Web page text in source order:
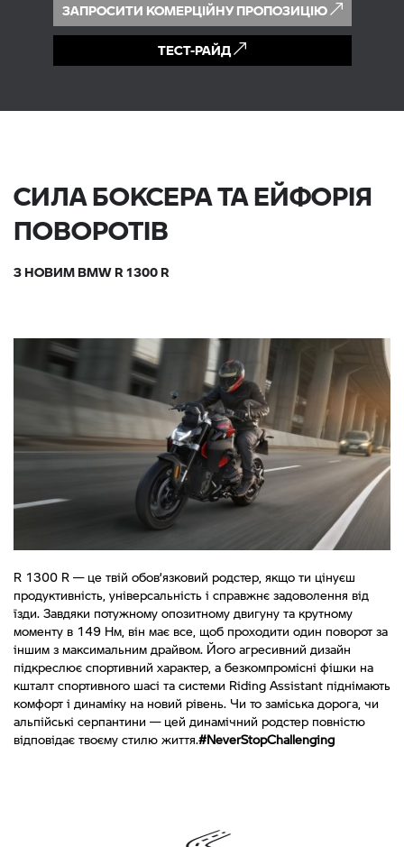
ЗАПРОСИТИ КОМЕРЦІЙНУ ПРОПОЗИЦІЮ
ТЕСТ-РАЙД
СИЛА БОКСЕРА ТА ЕЙФОРІЯ
ПОВОРОТІВ
З НОВИМ BMW R 1300 R
R 1300 R — це твій обов’язковий родстер, якщо ти цінуєш
продуктивність, універсальність і справжнє задоволення від
їзди. Завдяки потужному опозитному двигуну та крутному
моменту в 149 Нм, він має все, щоб проходити один поворот за
іншим з максимальним драйвом. Його агресивний дизайн
підкреслює спортивний характер, а безкомпромісні фішки на
кшталт спортивного шасі та системи Riding Assistant піднімають
комфорт і динаміку на новий рівень. Чи то заміська дорога, чи
альпійські серпантини — цей динамічний родстер повністю
відповідає твоєму стилю життя.#NeverStopChallenging